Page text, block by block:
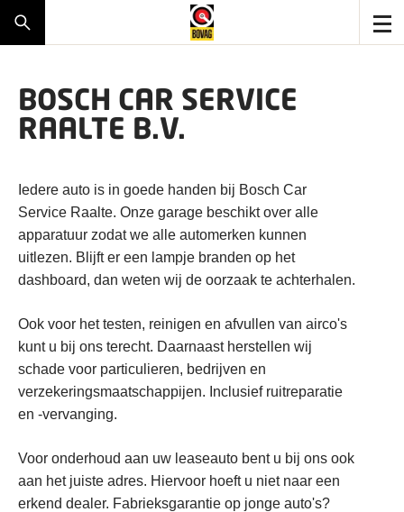
BOSCH CAR SERVICE
RAALTE B.V.
Iedere auto is in goede handen bij Bosch Car
Service Raalte. Onze garage beschikt over alle
apparatuur zodat we alle automerken kunnen
uitlezen. Blijft er een lampje branden op het
dashboard, dan weten wij de oorzaak te achterhalen.
Ook voor het testen, reinigen en afvullen van airco's
kunt u bij ons terecht. Daarnaast herstellen wij
schade voor particulieren, bedrijven en
verzekeringsmaatschappijen. Inclusief ruitreparatie
en -vervanging.
Voor onderhoud aan uw leaseauto bent u bij ons ook
aan het juiste adres. Hiervoor hoeft u niet naar een
erkend dealer. Fabrieksgarantie op jonge auto's?